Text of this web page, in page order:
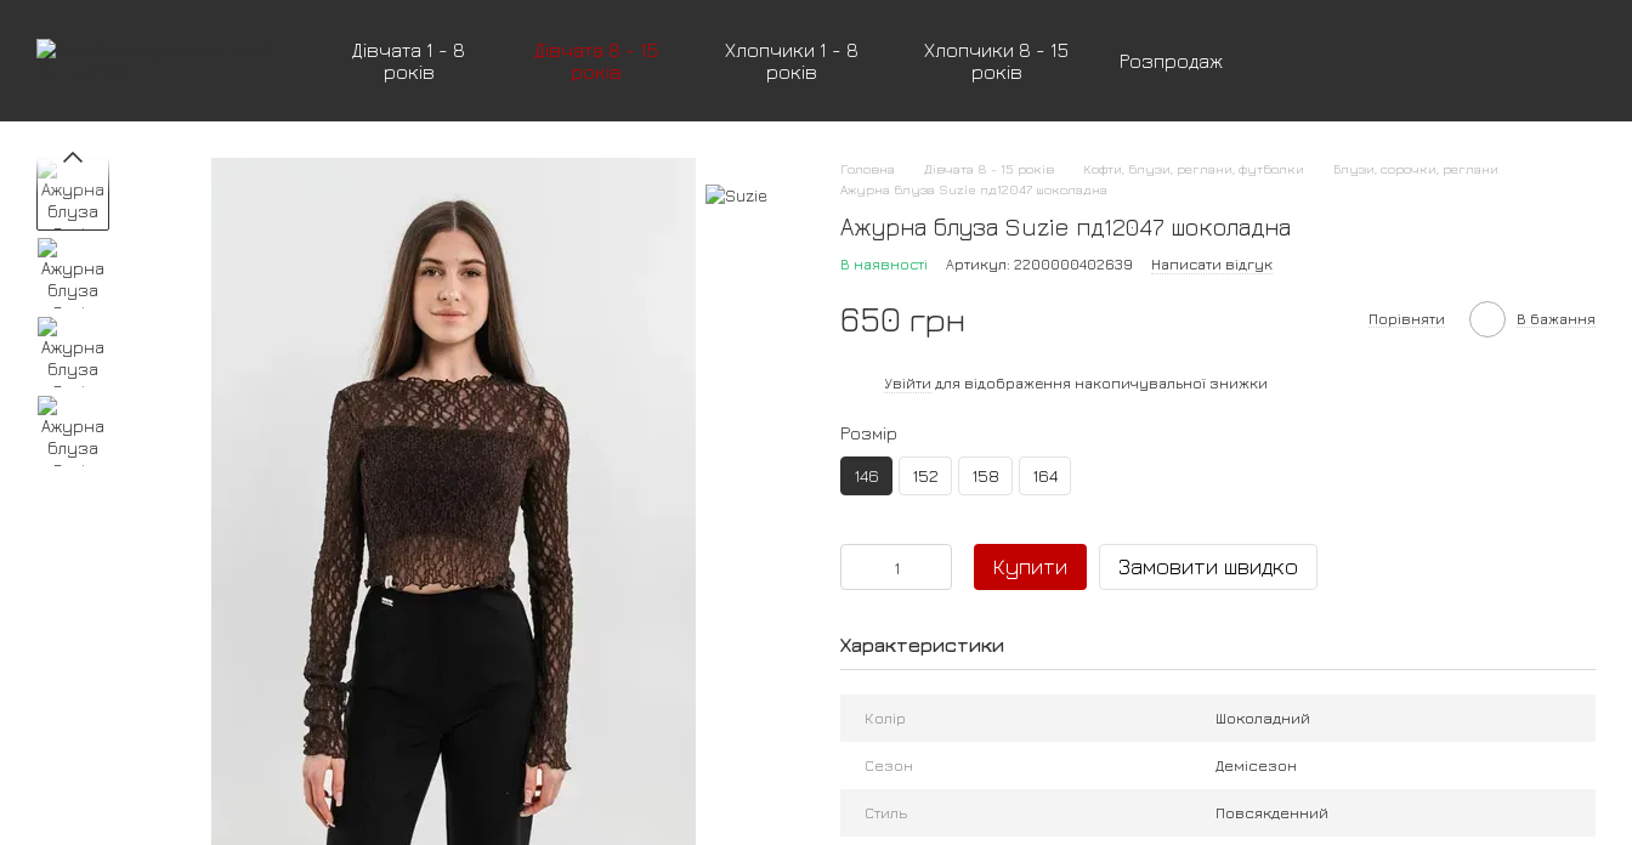
Дівчата 1 - 8
років
Дівчата 8 - 15
років
Хлопчики 1 - 8
років
Хлопчики 8 - 15
років
Розпродаж
Головна Дівчата 8 - 15 років Кофти, блузи, реглани, футболки
Блузи, сорочки, реглани
Ажурна блуза Suzie пд12047 шоколадна
Ажурна блуза Suzie пд12047 шоколадна
В наявності Артикул: 2200000402639 Написати відгук
650 грн Порівняти В бажання
Увійти для відображення накопичувальної знижки
Розмір
146 152 158 164
Купити Замовити швидко
Характеристики
Колір Шоколадний
Сезон Демісезон
Стиль Повсякденний